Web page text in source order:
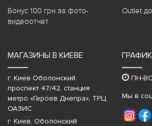
Бонус 100 грн за фото-
видеоотчет
Outlet
МАГАЗИНЫ В КИЕВЕ
г. Киев Оболонский
проспект 47/42, станция
метро «Героев Днепра»‎, ТРЦ
ОАЗИС
г. Киев, Оболонский
ПН-
Мы в